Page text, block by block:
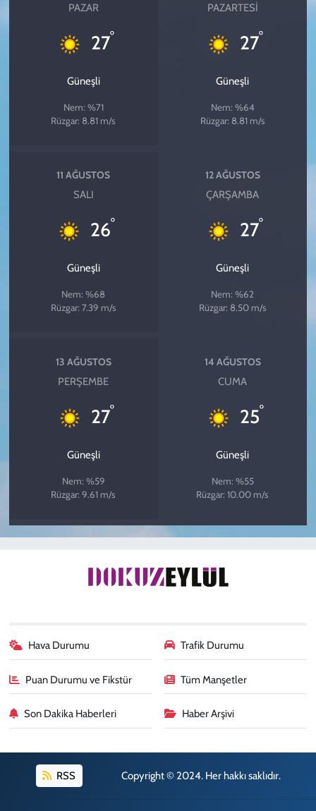
PAZAR
27°
Güneşli
Nem: %71
Rüzgar: 8.81 m/s
PAZARTESI
27°
Güneşli
Nem: %64
Rüzgar: 8.81 m/s
11 AĞUSTOS
SALI
26°
Güneşli
Nem: %68
Rüzgar: 7.39 m/s
12 AĞUSTOS
ÇARŞAMBA
27°
Güneşli
Nem: %62
Rüzgar: 8.50 m/s
13 AĞUSTOS
PERŞEMBE
27°
Güneşli
Nem: %59
Rüzgar: 9.61 m/s
14 AĞUSTOS
CUMA
25°
Güneşli
Nem: %55
Rüzgar: 10.00 m/s
Hava Durumu Trafik Durumu
Puan Durumu ve Fikstür Tüm Manşetler
Son Dakika Haberleri Haber Arşivi
RSS Copyright © 2024. Her hakkı saklıdır.